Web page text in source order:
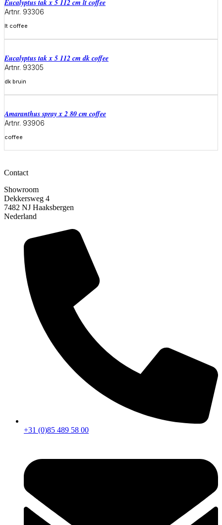
eucalyptus tak x 5 112 cm lt coffee
Artnr. 93306
lt coffee
eucalyptus tak x 5 112 cm dk coffee
Artnr. 93305
dk bruin
amaranthus spray x 2 80 cm coffee
Artnr. 93906
coffee
Contact
Showroom
Dekkersweg 4
7482 NJ Haaksbergen
Nederland
+31 (0)85 489 58 00